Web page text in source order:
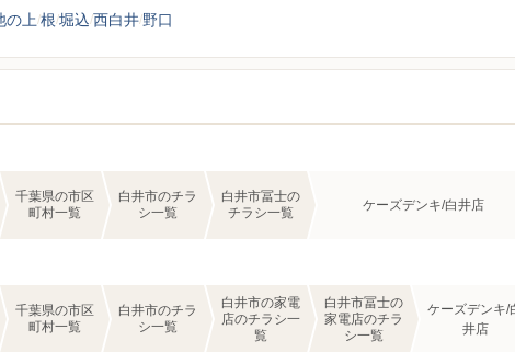
の上 根 堀込 西白井 野口
千葉県の市区
町村一覧
白井市のチラ
シ一覧
白井市冨士の
チラシ一覧
ケーズデンキ/白井店
千葉県の市区
町村一覧
白井市のチラ
シ一覧
白井市の家電
店のチラシ一
覧
白井市冨士の
家電店のチラ
シ一覧
ケーズデンキ/
井店